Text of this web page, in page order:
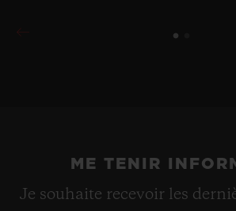
ME TENIR
Je souhaite recevoir les